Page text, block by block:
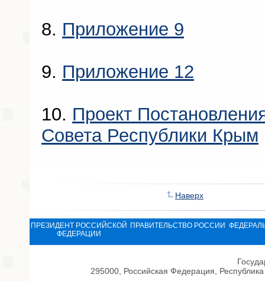
8. Приложение 9
9. Приложение 12
10. Проект
Совета Республики Крым
Наверх
ПРЕЗИДЕНТ РОССИЙСКОЙ
ФЕДЕРАЦИИ
ПРАВИТЕЛЬСТВО РОССИИ
295000, Российская Федерация,